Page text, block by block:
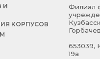
И
КОРПУСОВ
Филиал
653039,
19а